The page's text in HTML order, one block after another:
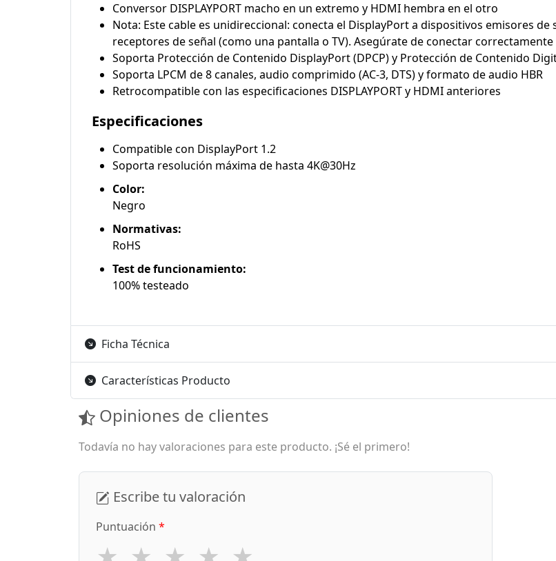
Conversor DISPLAYPORT macho en un extremo y HDMI hembra en el otro
Nota: Este cable es unidireccional: conecta el DisplayPort a dispositivos emisores de
receptores de señal (como una pantalla o TV). Asegúrate de conectar
Soporta Protección de Contenido DisplayPort (DPCP) y Protección de Contenido
Soporta LPCM de 8 canales, audio comprimido (AC-3, DTS) y formato de audio HBR
Retrocompatible con las especificaciones DISPLAYPORT y HDMI anteriores
Especificaciones
Compatible con DisplayPort 1.2
Soporta resolución máxima de hasta 4K@30Hz
Color:
Negro
Normativas:
RoHS
Test de funcionamiento:
100% testeado
Ficha Técnica
Características Producto
Opiniones de clientes
Todavía no hay valoraciones para este producto. ¡Sé el primero!
Escribe tu valoración
Puntuación *